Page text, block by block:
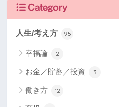
Category
人生/考え方 95
幸福論 2
お金／貯蓄／投資 3
働き方 12